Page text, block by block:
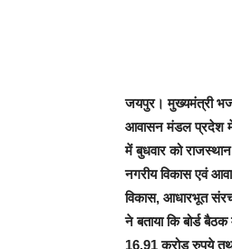
जयपुर। मुख्यमंत्री
आवासन मंडल प्रदेश में
में बुधवार को
नगरीय विकास एवं
विकास, आधारभूत
ने बताया कि बोर्ड
16.91 करोड़ रुपये